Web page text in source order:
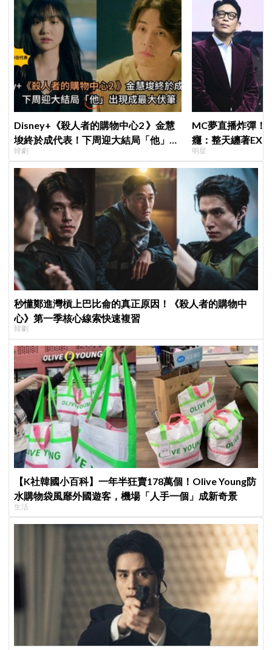
Disney+《殺人者的購物中心2 》金慧
埈終於成代表！下周迎大結局「他」出
現成最大伏筆
韓劇
MC夢直播炸彈！
癮：整天纏著
「伯賢啊，男人
明星
秒懂鄭進灣槓上巴比侖的真正原因！《殺人者的購物中
心》第一季核心線索快速複習
韓劇
【K社韓國小百科】一年半狂賣178萬個！Olive Young防
水購物袋風靡外國遊客，機場「人手一個」成新奇景
生活